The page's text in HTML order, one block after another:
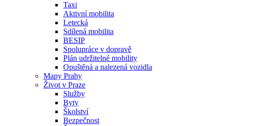
Taxi
Aktivní mobilita
Letecká
Sdílená mobilita
BESIP
Spolupráce v dopravě
Plán udržitelné mobility
Opuštěná a nalezená vozidla
Mapy Prahy
Život v Praze
Služby
Byty
Školství
Bezpečnost